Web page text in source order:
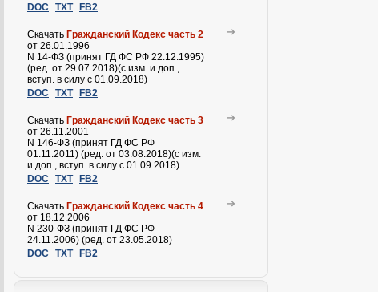
DOC TXT FB2
Скачать Гражданский Кодекс часть 2
от 26.01.1996
N 14-ФЗ (принят ГД ФС РФ 22.12.1995)
(ред. от 29.07.2018)(с изм. и доп.,
вступ. в силу с 01.09.2018)
DOC TXT FB2
Скачать Гражданский Кодекс часть 3
от 26.11.2001
N 146-ФЗ (принят ГД ФС РФ
01.11.2011) (ред. от 03.08.2018)(с изм.
и доп., вступ. в силу с 01.09.2018)
DOC TXT FB2
Скачать Гражданский Кодекс часть 4
от 18.12.2006
N 230-ФЗ (принят ГД ФС РФ
24.11.2006) (ред. от 23.05.2018)
DOC TXT FB2